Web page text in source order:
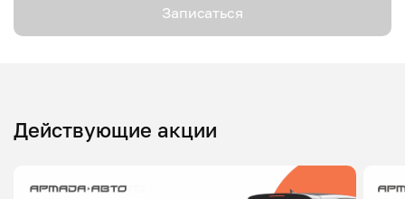
Записаться
Действующие акции